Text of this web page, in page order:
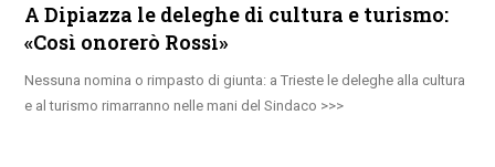
A Dipiazza le deleghe di cultura e turismo:
«Così onorerò Rossi»
Nessuna nomina o rimpasto di giunta: a Trieste le deleghe alla cultura
e al turismo rimarranno nelle mani del Sindaco